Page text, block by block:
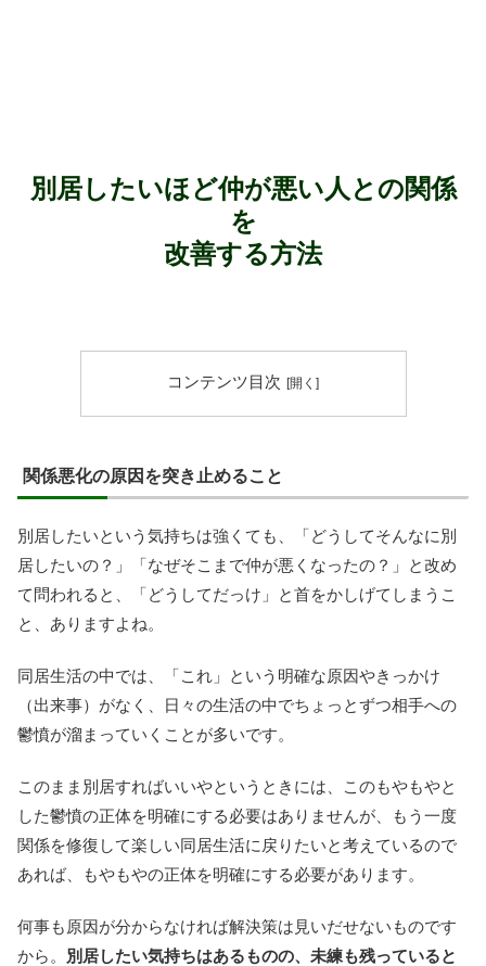
別居したいほど仲が悪い人との関係
を
改善する方法
コンテンツ目次
関係悪化の原因を突き止めること
別居したいという気持ちは強くても、「どうしてそんなに別
居したいの？」「なぜそこまで仲が悪くなったの？」と改め
て問われると、「どうしてだっけ」と首をかしげてしまうこ
と、ありますよね。
同居生活の中では、「これ」という明確な原因やきっかけ
（出来事）がなく、日々の生活の中でちょっとずつ相手への
鬱憤が溜まっていくことが多いです。
このまま別居すればいいやというときには、このもやもやと
した鬱憤の正体を明確にする必要はありませんが、もう一度
関係を修復して楽しい同居生活に戻りたいと考えているので
あれば、もやもやの正体を明確にする必要があります。
何事も原因が分からなければ解決策は見いだせないものです
から。 別居したい気持ちはあるものの、未練も残っていると